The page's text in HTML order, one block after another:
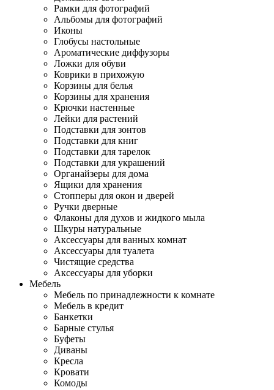
Рамки для фотографий
Альбомы для фотографий
Иконы
Глобусы настольные
Ароматические диффузоры
Ложки для обуви
Коврики в прихожую
Корзины для белья
Корзины для хранения
Крючки настенные
Лейки для растений
Подставки для зонтов
Подставки для книг
Подставки для тарелок
Подставки для украшений
Органайзеры для дома
Ящики для хранения
Стопперы для окон и дверей
Ручки дверные
Флаконы для духов и жидкого мыла
Шкуры натуральные
Аксессуары для ванных комнат
Аксессуары для туалета
Чистящие средства
Аксессуары для уборки
Мебель
Мебель по принадлежности к комнате
Мебель в кредит
Банкетки
Барные стулья
Буфеты
Диваны
Кресла
Кровати
Комоды